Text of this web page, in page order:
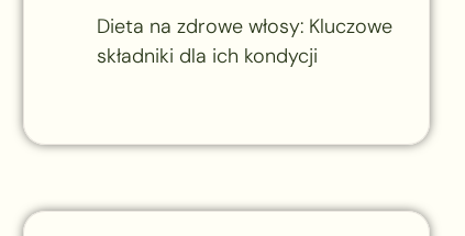
Dieta na zdrowe włosy: Kluczowe
składniki dla ich kondycji